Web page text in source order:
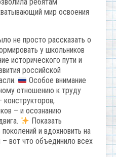
мир освоения
не просто рассказать о
у школьников
исторического пути и
российской
Особое внимание
отношению к труду
– и осознанию
Показать
и вдохновить на
вот что объединило всех